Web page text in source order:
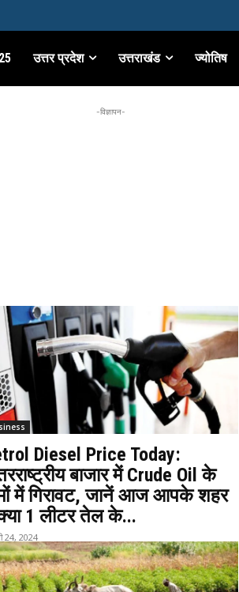
उत्तर प्रदेश उत्तराखंड ज्योतिष
-विज्ञापन-
Diesel Price Today:
बाजार में Crude Oil के
में गिरावट, जानें आज आपके शहर
1 लीटर तेल के...
24, 2024